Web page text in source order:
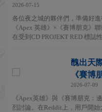
2026-07-15
各位夜之城的夥伴們，準備好
《Apex 英雄》×《賽博朋克》
在受到CD PROJEKT RED 標誌
醜出天
《賽博
2026-07-09
《Apex英雄》與《賽博朋克：
烈討論。在Reddit上，用戶開始